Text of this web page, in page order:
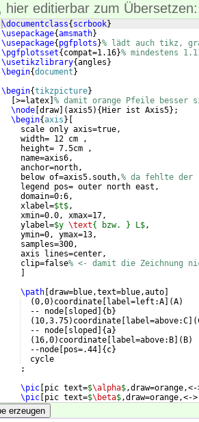
hier editierbar zum Übersetzen:
\documentclass{ scrbook}
\usepackage{amsmath}
\usepackage{ pgfplots }% lädt auch tikz,
\pgfplotsset{ compat=1.16}% mindestens
\usetikzlibrary{angles }
\begin{document }
\begin{tikzpicture}
>=latex % damit orange Pfeile besser
\node draw] (axis5) { Hier ist Axis5} ;
\begin{axis }
    scale only axis=true,
    width= 12 cm ,
    height= 7.5cm ,
    name=axis6,
    anchor=north,
    below of=axis5.south,
% da fehlte der
    legend pos= outer north east,
    domain=0:6,
    xlabel=
$t$,
    xmin=0.0, xmax=17,
    ylabel=
$y \text{ bzw. } L$,
    ymin=0, ymax=13,
    samples=300,
    axis lines=center,
    clip=false
% <- damit die Zeichnung
\path draw=blue,text=blue,auto
(0,0) coordinate label=left:A (A)
  -- node
sloped { b}
( 10,3.75) coordinate label=above:C (
  -- node
sloped {a}
( 16,0) coordinate label=above:B ( B)
  --node
pos=.44 { c}
  cycle
    ;
\pic pic text=$\alpha$
\pic pic text=$\beta$
\pic[pic text=
erzeugen